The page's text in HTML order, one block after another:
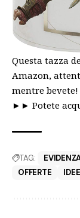
Questa tazza
Amazon,
mentre bevete!
►► Potete
TAG:
OFFERTE